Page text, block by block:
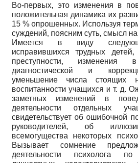
Во-первых, это изменения в
положительная динамика их
15 % опрошенных. Используя
суждений, поясним суть, смысл
Имеется в виду
исправившихся трудных
преступности,
диагностической и
уменьшение числа стоящих
воспитанности учащихся и т. д.
заметных изменений в
деятельности отдельных
свидетельствует об ошибочной
руководителей, об
всемогущества некоторых
Вызывает сомнение
деятельности психолога